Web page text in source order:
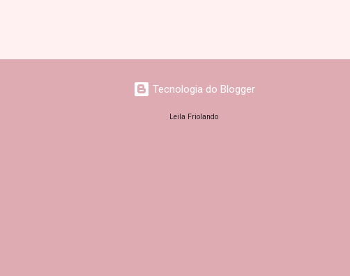
Tecnologia do Blogger
Leila Friolando